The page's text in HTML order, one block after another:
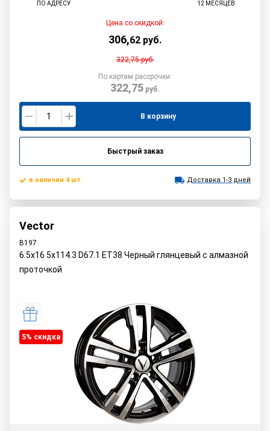
ПО АДРЕСУ 12 МЕСЯЦЕВ
Цена со скидкой:
306,62 руб.
322,75руб.
По картам рассрочки:
322,75руб.
В корзину
Быстрый заказ
в наличии 4 шт. Доставка 1-3 дней
Vector
B197
6.5x16 5x114.3 D67.1 ET38 Черный глянцевый с алмазной
проточкой
5% cкидка